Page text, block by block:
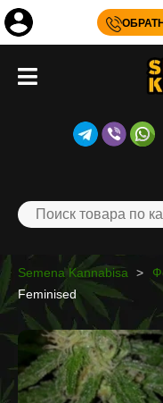
Semena Kannabisa
Feminised